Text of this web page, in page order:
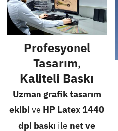
Profesyonel
Tasarım,
Kaliteli Baskı
Uzman grafik tasarım
ekibive HP Latex 1440
dpi baskı ile net ve